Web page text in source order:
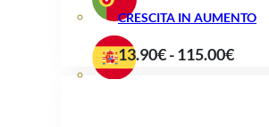
CRESCITA IN AUMENTO
13.90€-115.00€Fascia